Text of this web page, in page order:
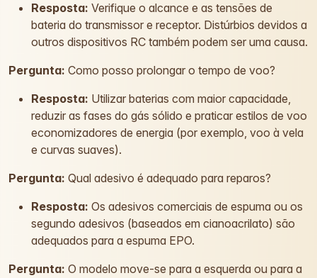
Resposta: Verifique o alcance e as tensões de
bateria do transmissor e receptor. Distúrbios devidos a
outros dispositivos RC também podem ser uma causa.
Pergunta: Como posso prolongar o tempo de voo?
Resposta: Utilizar baterias com maior capacidade,
reduzir as fases do gás sólido e praticar estilos de voo
economizadores de energia (por exemplo, voo à vela
e curvas suaves).
Pergunta: Qual adesivo é adequado para reparos?
Resposta: Os adesivos comerciais de espuma ou os
segundo adesivos (baseados em cianoacrilato) são
adequados para a espuma EPO.
Pergunta: O modelo move-se para a esquerda ou para a